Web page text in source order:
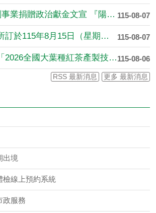
115-08-07
監察院115年營利事業捐贈政治獻金文宣 『陽光下的約定：政治....
115-08-07
臺東縣成功鎮公所訂於115年8月15日（星期六）假成功海濱公....
115-08-06
魚池鄉農會辦理「2026全國大葉種紅茶產製技術競賽研習活動」....
RSS 最新消息 更多 最新消息
出境
檢線上預約系統
政服務